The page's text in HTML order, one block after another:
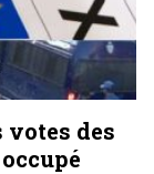
votes des